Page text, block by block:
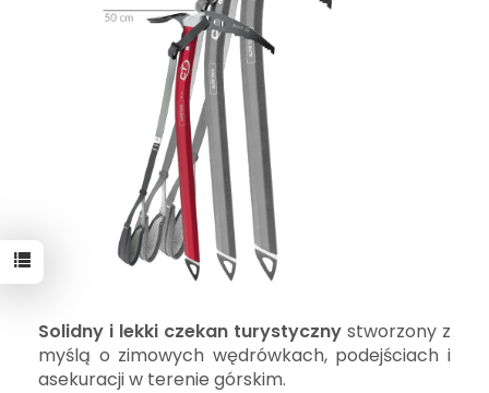
Solidny i lekki czekan turystyczny stworzony z
myślą o zimowych wędrówkach, podejściach i
asekuracji w terenie górskim.